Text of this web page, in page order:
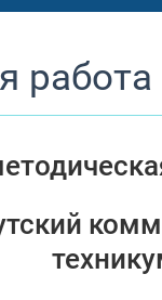
работа